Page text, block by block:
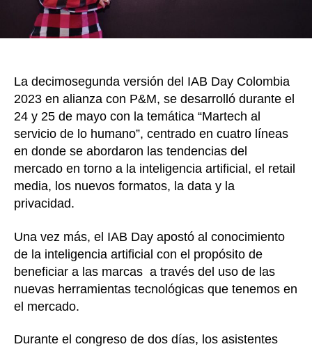
central
La decimosegunda versión del IAB Day Colombia
2023 en alianza con P&M, se desarrolló durante el
24 y 25 de mayo con la temática “Martech al
servicio de lo humano”, centrado en cuatro líneas
en donde se abordaron las tendencias del
mercado en torno a la inteligencia artificial, el retail
media, los nuevos formatos, la data y la
privacidad.
Una vez más, el IAB Day apostó al conocimiento
de la inteligencia artificial con el propósito de
beneficiar a las marcas a través del uso de las
nuevas herramientas tecnológicas que tenemos en
el mercado.
Durante el congreso de dos días, los asistentes